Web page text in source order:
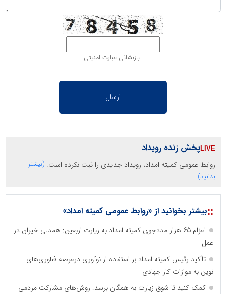
بازنشانی عبارت امنیتی
پخش زنده رویداد
روابط عمومی کمیته امداد، رویداد جدیدی را ثبت نکرده است. (بیشتر
بدانید)
::بیشتر بخوانید از «روابط عمومی کمیته امداد»
اعزام 65 هزار مددجوی کمیته امداد به زیارت اربعین: همدلی خیران در
عمل
تأکید رئیس کمیته امداد بر استفاده از نوآوری درعرصه فناوری‌های
نوین به موازات کار جهادی
کمک کنید تا شوق زیارت به همگان برسد: روش‌های مشارکت مردمی